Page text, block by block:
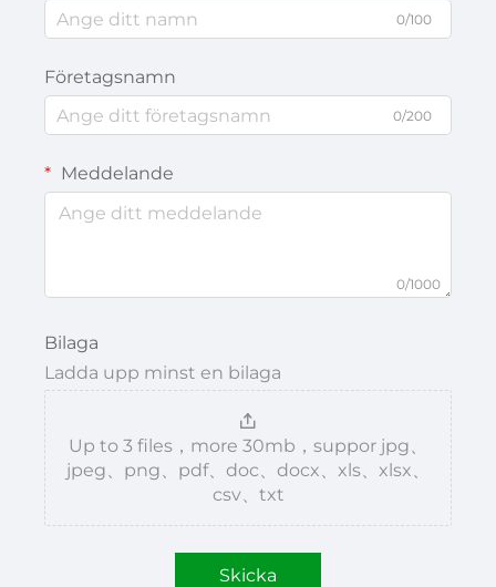
0/100
Företagsnamn
0/200
Meddelande
0/1000
Bilaga
Ladda upp minst en bilaga
Up to 3 files，more 30mb，suppor jpg、
jpeg、png、pdf、doc、docx、xls、xlsx、
csv、txt
Skicka